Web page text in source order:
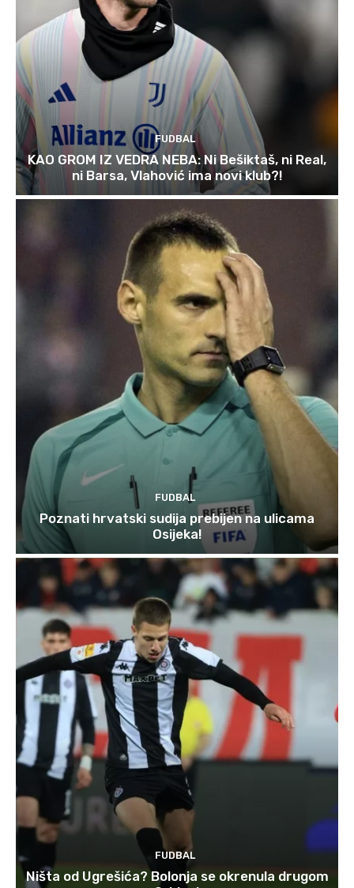
FUDBAL
KAO GROM IZ VEDRA NEBA: Ni Bešiktaš, ni Real,
ni Barsa, Vlahović ima novi klub?!
FUDBAL
Poznati hrvatski sudija prebijen na ulicama
Osijeka!
FUDBAL
Ništa od Ugrešića? Bolonja se okrenula drugom